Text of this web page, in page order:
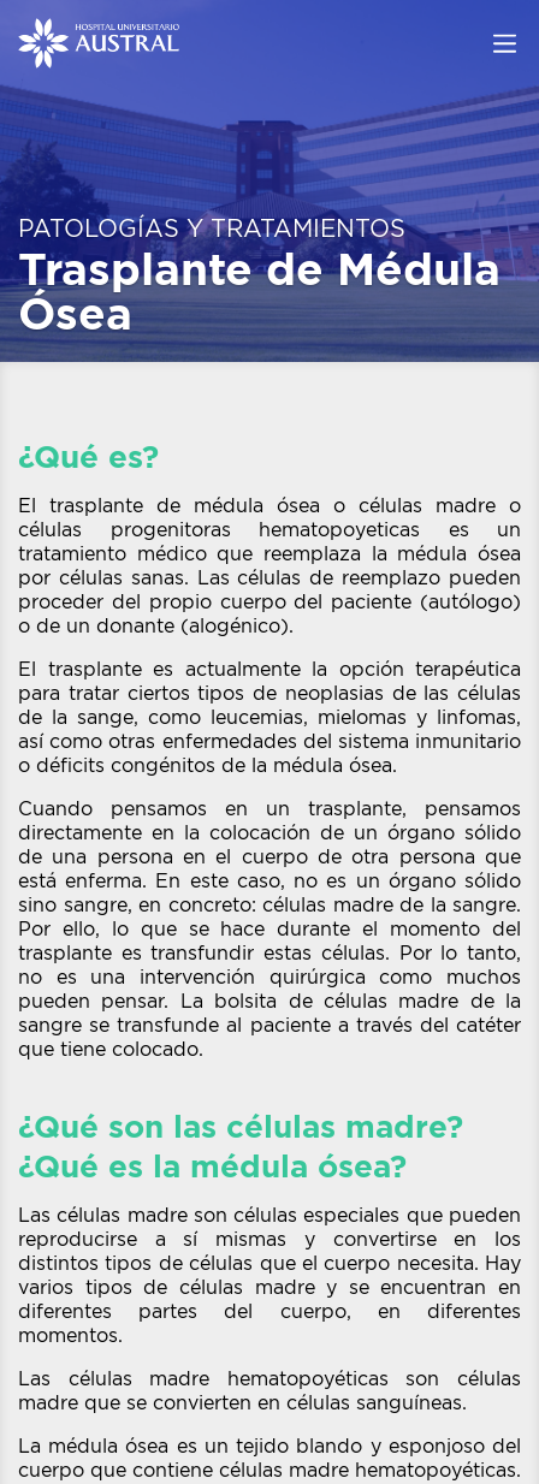
PATOLOGÍAS Y TRATAMIENTOS
Trasplante de Médula
Ósea
¿Qué es?
El trasplante de médula ósea o células madre o
células progenitoras hematopoyeticas es un
tratamiento médico que reemplaza la médula ósea
por células sanas. Las células de reemplazo pueden
proceder del propio cuerpo del paciente (autólogo)
o de un donante (alogénico).
El trasplante es actualmente la opción terapéutica
para tratar ciertos tipos de neoplasias de las células
de la sange, como leucemias, mielomas y linfomas,
así como otras enfermedades del sistema inmunitario
o déficits congénitos de la médula ósea.
Cuando pensamos en un trasplante, pensamos
directamente en la colocación de un órgano sólido
de una persona en el cuerpo de otra persona que
está enferma. En este caso, no es un órgano sólido
sino sangre, en concreto: células madre de la sangre.
Por ello, lo que se hace durante el momento del
trasplante es transfundir estas células. Por lo tanto,
no es una intervención quirúrgica como muchos
pueden pensar. La bolsita de células madre de la
sangre se transfunde al paciente a través del catéter
que tiene colocado.
¿Qué son las células madre?
¿Qué es la médula ósea?
Las células madre son células especiales que pueden
reproducirse a sí mismas y convertirse en los
distintos tipos de células que el cuerpo necesita. Hay
varios tipos de células madre y se encuentran en
diferentes partes del cuerpo, en diferentes
momentos.
Las células madre hematopoyéticas son células
madre que se convierten en células sanguíneas.
La médula ósea es un tejido blando y esponjoso del
cuerpo que contiene células madre hematopoyéticas.